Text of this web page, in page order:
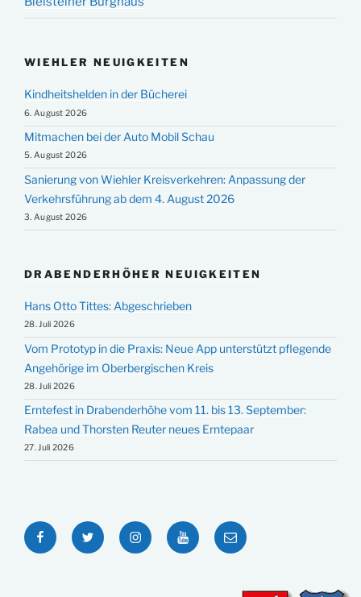
WIEHLER NEUIGKEITEN
Kindheitshelden in der Bücherei
6. August 2026
Mitmachen bei der Auto Mobil Schau
5. August 2026
Sanierung von Wiehler Kreisverkehren: Anpassung der
Verkehrsführung ab dem 4. August 2026
3. August 2026
DRABENDERHÖHER NEUIGKEITEN
Hans Otto Tittes: Abgeschrieben
28. Juli 2026
Vom Prototyp in die Praxis: Neue App unterstützt pflegende
Angehörige im Oberbergischen Kreis
28. Juli 2026
Erntefest in Drabenderhöhe vom 11. bis 13. September:
Rabea und Thorsten Reuter neues Erntepaar
27. Juli 2026
FacebookTwitter InstagramYouTubeE-
Mail